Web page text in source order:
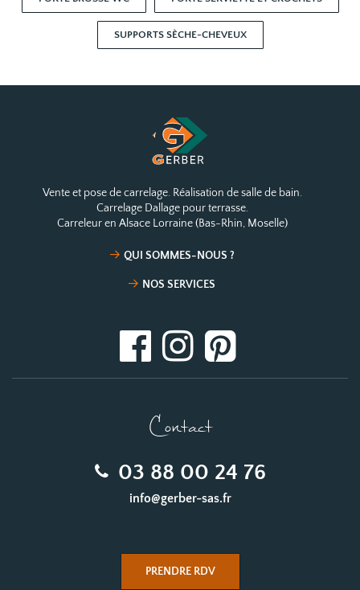
SUPPORTS SÈCHE-CHEVEUX
Vente et pose de carrelage. Réalisation de salle de bain.
Carrelage Dallage pour terrasse.
Carreleur en Alsace Lorraine (Bas-Rhin, Moselle)
QUI SOMMES-NOUS ?
NOS SERVICES
Contact
03 88 00 24 76
info@gerber-sas.fr
PRENDRE RDV